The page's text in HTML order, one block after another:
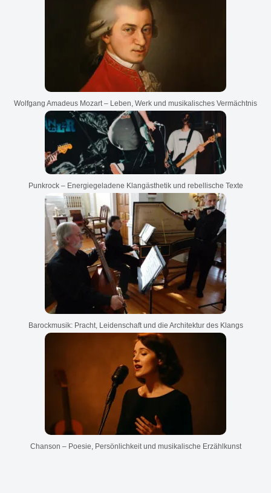
Wolfgang Amadeus Mozart – Leben, Werk und musikalisches Vermächtnis
Punkrock – Energiegeladene Klangästhetik und rebellische Texte
Barockmusik: Pracht, Leidenschaft und die Architektur des Klangs
Chanson – Poesie, Persönlichkeit und musikalische Erzählkunst